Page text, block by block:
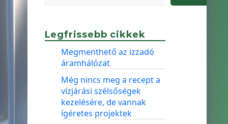
Legfrissebb cikkek
Megmenthető az izzadó
áramhálózat
Még nincs meg a recept a
vízjárási szélsőségek
kezelésére, de vannak
ígéretes projektek